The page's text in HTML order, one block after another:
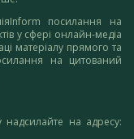
посилання на
у сфері онлайн-медіа
матеріалу прямого та
на цитований
надсилайте на адресу: